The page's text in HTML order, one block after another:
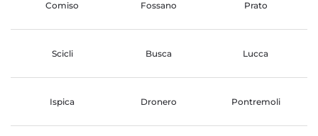
Comiso Fossano Prato
Scicli Busca Lucca
Ispica Dronero Pontremoli